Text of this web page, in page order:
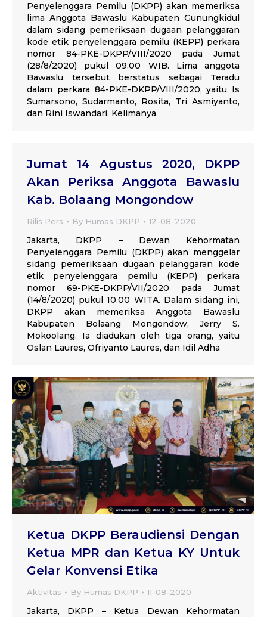
Penyelenggara Pemilu (DKPP) akan memeriksa
lima Anggota Bawaslu Kabupaten Gunungkidul
dalam sidang pemeriksaan dugaan pelanggaran
kode etik penyelenggara pemilu (KEPP) perkara
nomor 84-PKE-DKPP/VIII/2020 pada Jumat
(28/8/2020) pukul 09.00 WIB. Lima anggota
Bawaslu tersebut berstatus sebagai Teradu
dalam perkara 84-PKE-DKPP/VIII/2020, yaitu Is
Sumarsono, Sudarmanto, Rosita, Tri Asmiyanto,
dan Rini Iswandari. Kelimanya
Jumat 14 Agustus 2020, DKPP
Akan Periksa Anggota Bawaslu
Kab. Bolaang Mongondow
Rilis Pers By Humas DKPP 12-08-2020
Jakarta, DKPP – Dewan Kehormatan
Penyelenggara Pemilu (DKPP) akan menggelar
sidang pemeriksaan dugaan pelanggaran kode
etik penyelenggara pemilu (KEPP) perkara
nomor 69-PKE-DKPP/VII/2020 pada Jumat
(14/8/2020) pukul 10.00 WITA. Dalam sidang ini,
DKPP akan memeriksa Anggota Bawaslu
Kabupaten Bolaang Mongondow, Jerry S.
Mokoolang. Ia diadukan oleh tiga orang, yaitu
Oslan Laures, Ofriyanto Laures, dan Idil Adha
Ketua DKPP Beraudiensi Dengan
Ketua MPR dan Ketua KY Untuk
Gelar Konvensi Etika
Aktivitas By Humas DKPP 11-08-2020
Jakarta, DKPP – Ketua Dewan Kehormatan